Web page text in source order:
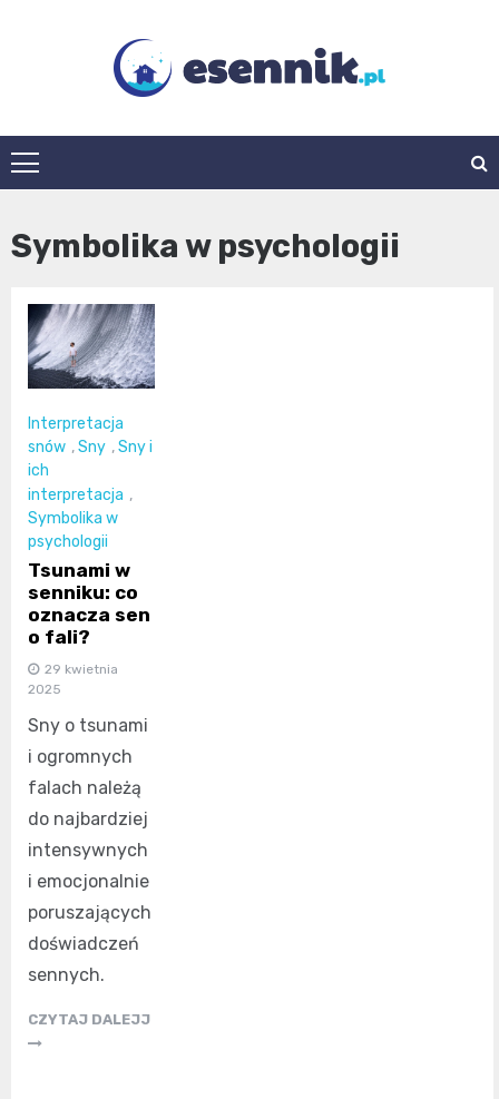
esennik.pl
Symbolika w psychologii
Interpretacja
snów ,Sny ,Sny i
ich
interpretacja ,
Symbolika w
psychologii
Tsunami w
senniku: co
oznacza sen
o fali?
29 kwietnia
2025
Sny o tsunami
i ogromnych
falach należą
do najbardziej
intensywnych
i emocjonalnie
poruszających
doświadczeń
sennych.
CZYTAJ DALEJJ